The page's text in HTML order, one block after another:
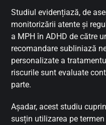
Studiul evidențiază, de
monitorizării atente și
a MPH în ADHD de către
recomandare subliniază
personalizate a
riscurile sunt evaluate
parte.
Așadar, acest studiu
susțin utilizarea pe